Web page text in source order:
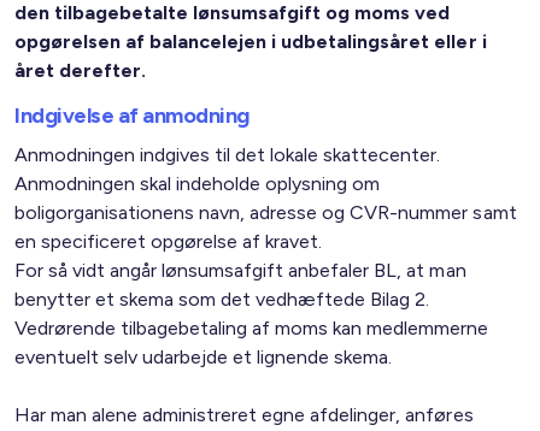
den tilbagebetalte lønsumsafgift og moms ved
opgørelsen af balancelejen i udbetalingsåret eller i
året derefter.
Indgivelse af anmodning
Anmodningen indgives til det lokale skattecenter.
Anmodningen skal indeholde oplysning om
boligorganisationens navn, adresse og CVR-nummer samt
en specificeret opgørelse af kravet.
For så vidt angår lønsumsafgift anbefaler BL, at man
benytter et skema som det vedhæftede Bilag 2.
Vedrørende tilbagebetaling af moms kan medlemmerne
eventuelt selv udarbejde et lignende skema.
Har man alene administreret egne afdelinger, anføres